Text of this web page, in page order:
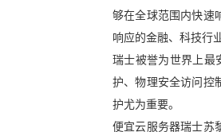
够在全球范围内快速
响应的金融、科技行
瑞士被誉为世界上最
护、物理安全访问控
护尤为重要。
便宜云服务器瑞士苏